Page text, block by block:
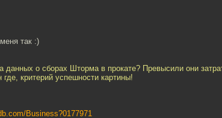
так :)
данных о сборах Шторма в прокате? Превысили они
критерий успешности картины!
Business?0177971